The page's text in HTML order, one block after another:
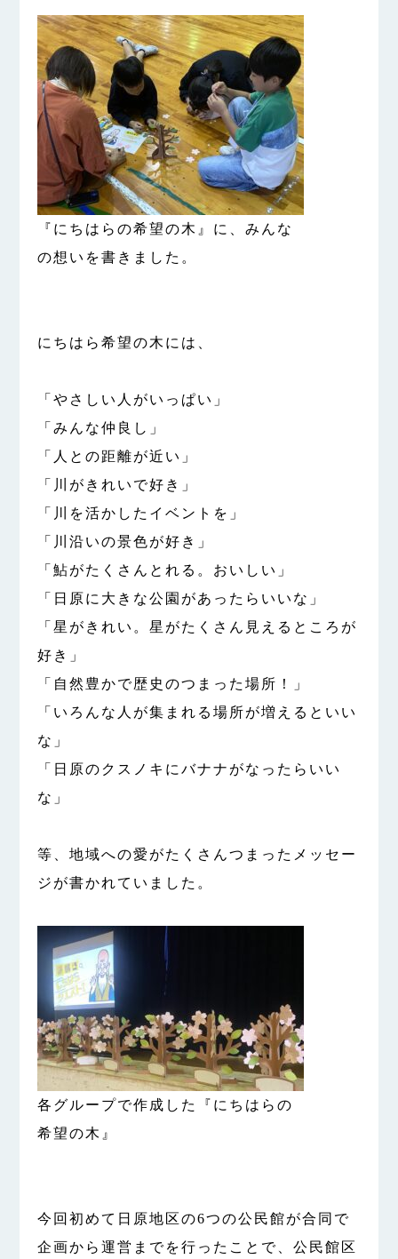
『にちはらの希望の木』に、みんな
の想いを書きました。
にちはら希望の木には、
「やさしい人がいっぱい」
「みんな仲良し」
「人との距離が近い」
「川がきれいで好き」
「川を活かしたイベントを」
「川沿いの景色が好き」
「鮎がたくさんとれる。おいしい」
「日原に大きな公園があったらいいな」
「星がきれい。星がたくさん見えるところが
好き」
「自然豊かで歴史のつまった場所！」
「いろんな人が集まれる場所が増えるといい
な」
「日原のクスノキにバナナがなったらいい
な」
等、地域への愛がたくさんつまったメッセー
ジが書かれていました。
各グループで作成した『にちはらの
希望の木』
今回初めて日原地区の6つの公民館が合同で
企画から運営までを行ったことで、公民館区